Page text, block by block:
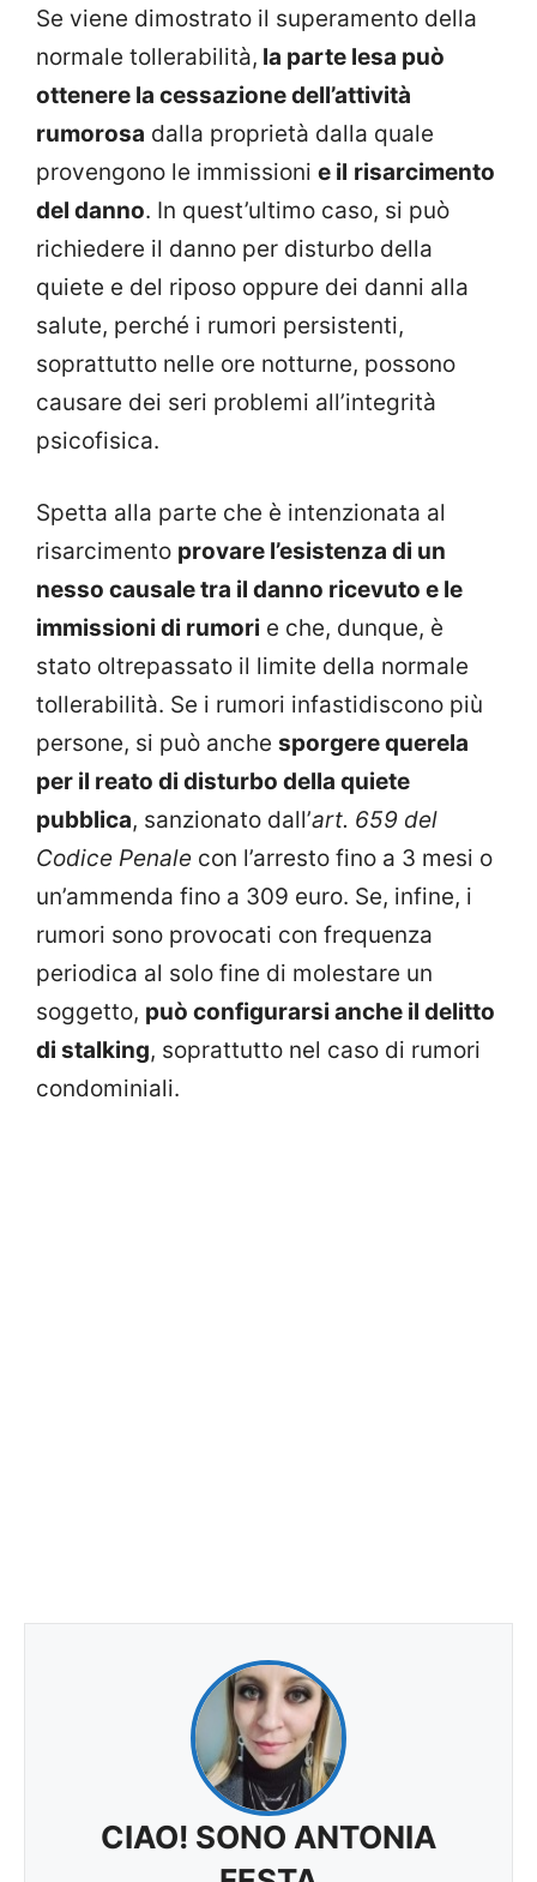
Se viene dimostrato il superamento della
normale tollerabilità, la parte lesa può
ottenere la cessazione dell’attività
rumorosa dalla proprietà dalla quale
provengono le immissioni e il risarcimento
del danno. In quest’ultimo caso, si può
richiedere il danno per disturbo della
quiete e del riposo oppure dei danni alla
salute, perché i rumori persistenti,
soprattutto nelle ore notturne, possono
causare dei seri problemi all’integrità
psicofisica.
Spetta alla parte che è intenzionata al
risarcimento provare l’esistenza di un
nesso causale tra il danno ricevuto e le
immissioni di rumori e che, dunque, è
stato oltrepassato il limite della normale
tollerabilità. Se i rumori infastidiscono più
persone, si può anche sporgere querela
per il reato di disturbo della quiete
pubblica, sanzionato dall’art. 659 del
Codice Penale con l’arresto fino a 3 mesi o
un’ammenda fino a 309 euro. Se, infine, i
rumori sono provocati con frequenza
periodica al solo fine di molestare un
soggetto, può configurarsi anche il delitto
di stalking, soprattutto nel caso di rumori
condominiali.
CIAO! SONO ANTONIA